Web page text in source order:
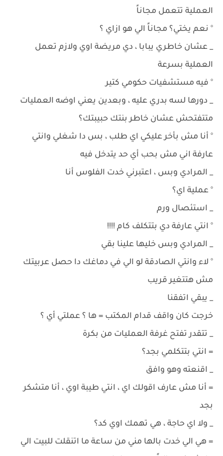
العملية تتعمل مجاناً
° نعم يختي؟ مجاناً الي هو ازاي ؟
_ عشان خاطري يبابا ، دي مريضة اوي ولازم تعمل
العملية بسرعة
° فيه مستشفيات حكومي كتير
_ دورها لسه بدري عليه ، وبعدين يعني اوضه العمليات
متتفتحش عشان خاطر بنتك حبيبتك؟
° أنا مش بأخر عليكي اي طلب ، بس دا شغلي وانتي
عارفة اني مش بحب أي حد يتدخل فيه
_ المرادي وبس ، اعتبرني خدت الفلوس أنا
° عملية اي؟
_ استئصال ورم
° انتي عارفة دي بتتكلف كام !!!!
_ المرادي وبس خليها علينا بقي
° لاء وانتي الصادقة لو الي في دماغك دا حصل عربيتك
مش هتتغير قريب
_ يبقي اتفقنا
خرجت كان واقف قدام المكتب = ها ؟ عملتي أي ؟
_ تتقدر تفتح غرفة العمليات من بكرة
= انتي بتتكلمي بجد؟
_ اقنعته وهو وافق
= أنا مش عارف اقولك اي ، انتي طيبة اوي ، أنا متشكر
بجد
_ ولا اي حاجة ، هي تهمك اوي كد؟
= هي الي خدت بالها مني من ساعة ما اتنقلت للبيت الي